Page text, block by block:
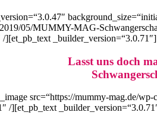
05/MUMMY-MAG-
/][et_pb_text _builder_version=“3.0.71″]
Lasst uns doch
src=“https://mummy-mag.de/
/][et_pb_text